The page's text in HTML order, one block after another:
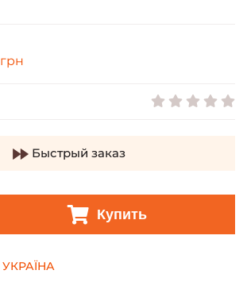
грн
Быстрый заказ
Купить
УКРАЇНА